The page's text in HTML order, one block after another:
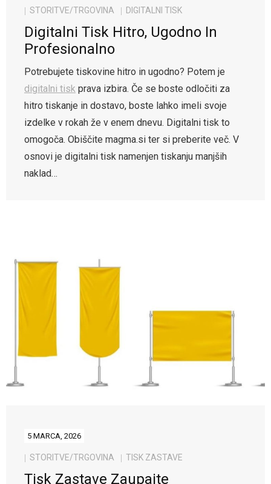
STORITVE/TRGOVINA DIGITALNI TISK
Digitalni Tisk Hitro, Ugodno In
Profesionalno
Potrebujete tiskovine hitro in ugodno? Potem je
digitalni tisk prava izbira. Če se boste odločiti za
hitro tiskanje in dostavo, boste lahko imeli svoje
izdelke v rokah že v enem dnevu. Digitalni tisk to
omogoča. Obiščite magma.si ter si preberite več. V
osnovi je digitalni tisk namenjen tiskanju manjših
naklad…
5 MARCA, 2026
STORITVE/TRGOVINA TISK ZASTAVE
Tisk Zastave Zaupajte